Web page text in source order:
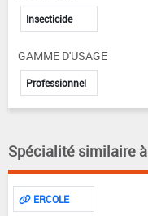
Insecticide
GAMME D'USAGE
Professionnel
Spécialité similaire à
ERCOLE